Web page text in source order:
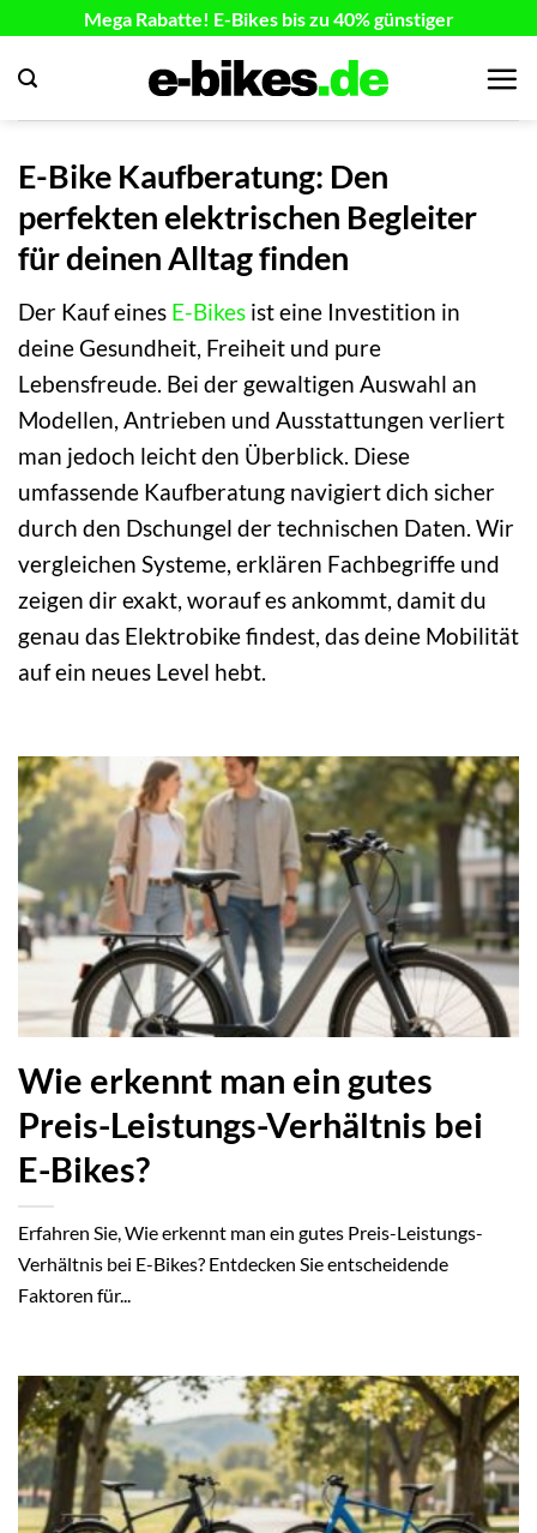
springen
Mega Rabatte! E-Bikes bis zu 40% günstiger
E-Bike Kaufberatung: Den
perfekten elektrischen Begleiter
für deinen Alltag finden
Der Kauf eines E-Bikes ist eine Investition in
deine Gesundheit, Freiheit und pure
Lebensfreude. Bei der gewaltigen Auswahl an
Modellen, Antrieben und Ausstattungen verliert
man jedoch leicht den Überblick. Diese
umfassende Kaufberatung navigiert dich sicher
durch den Dschungel der technischen Daten. Wir
vergleichen Systeme, erklären Fachbegriffe und
zeigen dir exakt, worauf es ankommt, damit du
genau das Elektrobike findest, das deine Mobilität
auf ein neues Level hebt.
Wie erkennt man ein gutes
Preis-Leistungs-Verhältnis bei
E-Bikes?
Erfahren Sie, Wie erkennt man ein gutes Preis-Leistungs-
Verhältnis bei E-Bikes? Entdecken Sie entscheidende
Faktoren für...